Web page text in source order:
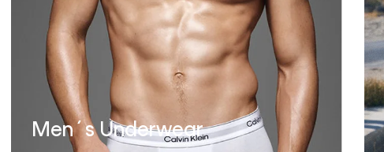
Men´s Underwear